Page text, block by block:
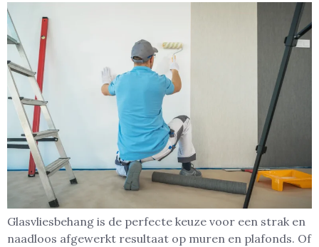
Glasvliesbehang is de perfecte keuze voor een strak en
naadloos afgewerkt resultaat op muren en plafonds. Of